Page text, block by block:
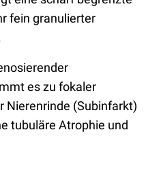
fein granulierter
es zu fokaler
Nierenrinde (Subinfarkt)
tubuläre Atrophie und